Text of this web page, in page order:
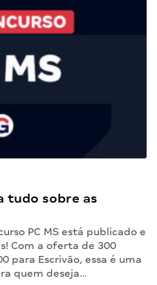
tudo sobre as
PC MS está publicado e
Com a oferta de 300
para Escrivão, essa é uma
quem deseja…